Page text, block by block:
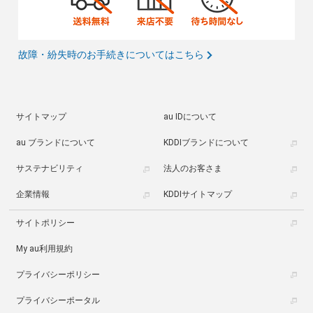
故障・紛失時のお手続きについてはこちら
サイトマップ au IDについて
au ブランドについて KDDIブランドについて
サステナビリティ 法人のお客さま
企業情報 KDDIサイトマップ
サイトポリシー
My au利用規約
プライバシーポリシー
プライバシーポータル